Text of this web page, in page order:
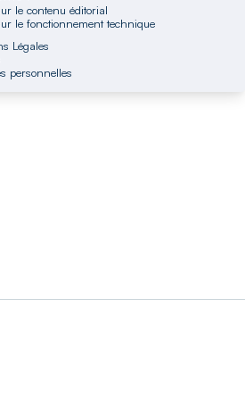
le contenu éditorial
le fonctionnement technique
Légales
personnelles